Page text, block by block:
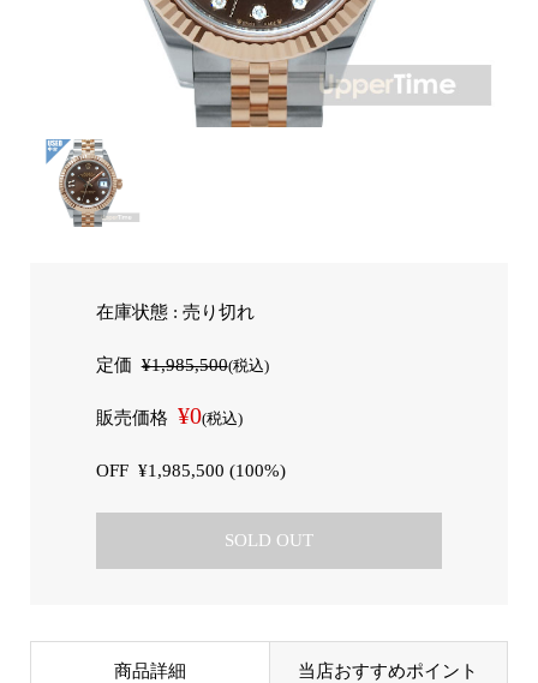
在庫状態 : 売り切れ
定価¥1,985,500(税込)
販売価格 ¥0(税込)
OFF ¥1,985,500 (100%)
SOLD OUT
商品詳細 当店おすすめポイント